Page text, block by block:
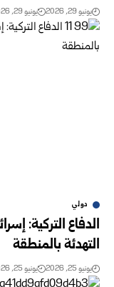
يونيو 29, 2026 يونيو 29, 2026
دولي
الدفاع التركية:
التهدئة بالمنطقة
يونيو 25, 2026 يونيو 25, 2026